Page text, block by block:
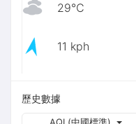
29℃
11 kph
歷史數據